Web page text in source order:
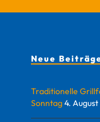
Neue
Traditionelle
Sonntag4.